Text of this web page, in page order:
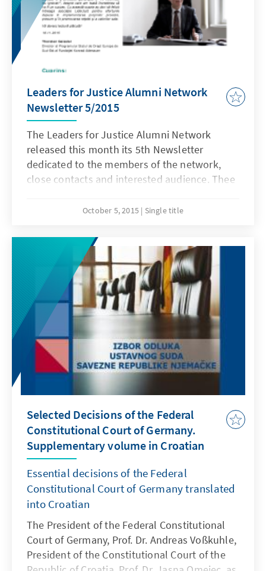
Leaders for Justice Alumni Network
Newsletter 5/2015
The Leaders for Justice Alumni Network
released this month its 5th Newsletter
dedicated to the members of the network,
close contacts and interested audience. Thee
leadership inputs from the Alumni of the
October 5, 2015 Single title
Selected Decisions of the Federal
Constitutional Court of Germany.
Supplementary volume in Croatian
Essential decisions of the Federal
Constitutional Court of Germany translated
into Croatian
The President of the Federal Constitutional
Court of Germany, Prof. Dr. Andreas Voßkuhle,
President of the Constitutional Court of the